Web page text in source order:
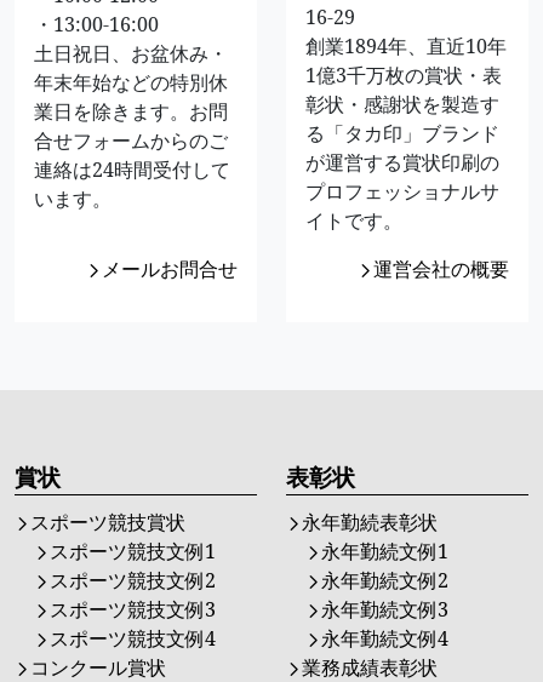
・13:00-16:00
土日祝日、お盆休み・
年末年始などの特別休
業日を除きます。お問
合せフォームからのご
連絡は24時間受付して
います。
メールお問合せ
16-29
創業1894年、直近10年
1億3千万枚の賞状・表
彰状・感謝状を製造す
る「タカ印」ブランド
が運営する賞状印刷の
プロフェッショナルサ
イトです。
運営会社の概要
賞状
スポーツ競技賞状
スポーツ競技文例1
スポーツ競技文例2
スポーツ競技文例3
スポーツ競技文例4
コンクール賞状
表彰状
永年勤続表彰状
永年勤続文例1
永年勤続文例2
永年勤続文例3
永年勤続文例4
業務成績表彰状